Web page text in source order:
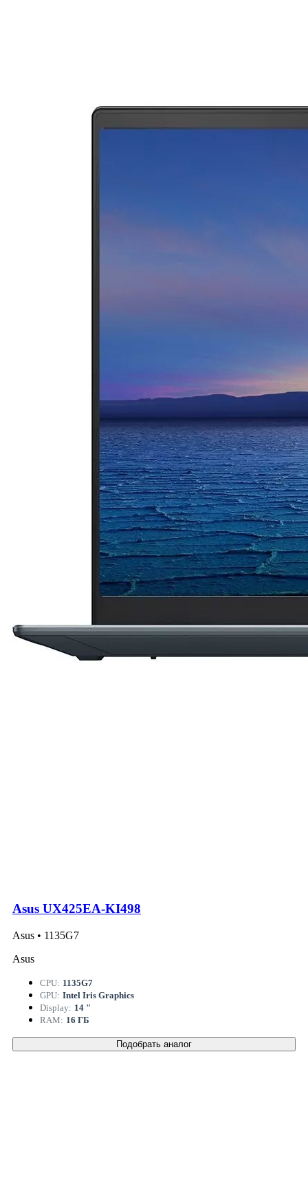
Asus UX425EA-KI498
Asus • 1135G7
Asus
CPU: 1135G7
GPU: Intel Iris Graphics
Display: 14 "
RAM: 16 ГБ
Подобрать аналог